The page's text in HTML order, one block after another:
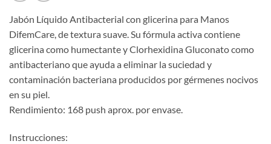
Jabón Líquido Antibacterial con glicerina para Manos
DifemCare, de textura suave. Su fórmula activa contiene
glicerina como humectante y Clorhexidina Gluconato como
antibacteriano que ayuda a eliminar la suciedad y
contaminación bacteriana producidos por gérmenes nocivos
en su piel.
Rendimiento: 168 push aprox. por envase.
Instrucciones: